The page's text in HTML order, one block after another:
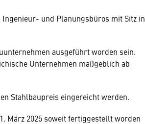
und Planungsbüros mit Sitz in
ausgeführt worden sein.
Unternehmen maßgeblich ab
Stahlbaupreis eingereicht werden.
März 2025 soweit fertiggestellt worden